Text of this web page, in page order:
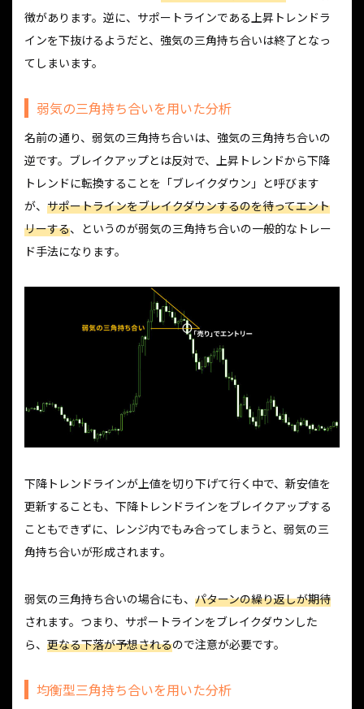
徴があります。逆に、サポートラインである上昇トレンドラ
インを下抜けるようだと、強気の三角持ち合いは終了となっ
てしまいます。
弱気の三角持ち合いを用いた分析
名前の通り、弱気の三角持ち合いは、強気の三角持ち合いの
逆です。ブレイクアップとは反対で、上昇トレンドから下降
トレンドに転換することを「ブレイクダウン」と呼びます
が、 サポートラインをブレイクダウンするのを待ってエント
リーする、というのが弱気の三角持ち合いの一般的なトレー
ド手法になります。
下降トレンドラインが上値を切り下げて行く中で、新安値を
更新することも、下降トレンドラインをブレイクアップする
こともできずに、レンジ内でもみ合ってしまうと、弱気の三
角持ち合いが形成されます。
弱気の三角持ち合いの場合にも、 パターンの繰り返しが期待
されます。つまり、サポートラインをブレイクダウンした
ら、 更なる下落が予想されるので注意が必要です。
均衡型三角持ち合いを用いた分析